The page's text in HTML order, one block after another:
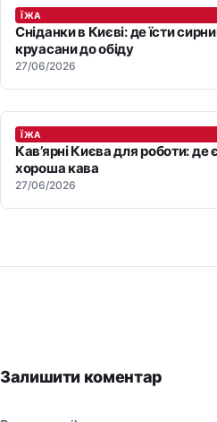
ЇЖА
Сніданки в Києві: де їсти
круасани до обіду
27/06/2026
ЇЖА
Кав’ярні Києва для роботи:
хороша кава
27/06/2026
Залишити коментар